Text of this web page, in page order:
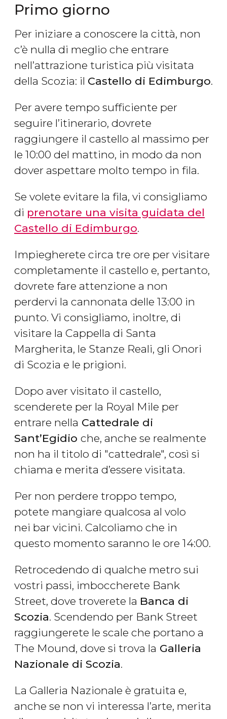
Primo giorno
Per iniziare a conoscere la città, non
c’è nulla di meglio che entrare
nell’attrazione turistica più visitata
della Scozia: il Castello di Edimburgo.
Per avere tempo sufficiente per
seguire l’itinerario, dovrete
raggiungere il castello al massimo per
le 10:00 del mattino, in modo da non
dover aspettare molto tempo in fila.
Se volete evitare la fila, vi consigliamo
di prenotare una visita guidata del
Castello di Edimburgo.
Impiegherete circa tre ore per visitare
completamente il castello e, pertanto,
dovrete fare attenzione a non
perdervi la cannonata delle 13:00 in
punto. Vi consigliamo, inoltre, di
visitare la Cappella di Santa
Margherita, le Stanze Reali, gli Onori
di Scozia e le prigioni.
Dopo aver visitato il castello,
scenderete per la Royal Mile per
entrare nella Cattedrale di
Sant’Egidio che, anche se realmente
non ha il titolo di "cattedrale", così si
chiama e merita d’essere visitata.
Per non perdere troppo tempo,
potete mangiare qualcosa al volo
nei bar vicini. Calcoliamo che in
questo momento saranno le ore 14:00.
Retrocedendo di qualche metro sui
vostri passi, imboccherete Bank
Street, dove troverete la Banca di
Scozia. Scendendo per Bank Street
raggiungerete le scale che portano a
The Mound, dove si trova la Galleria
Nazionale di Scozia.
La Galleria Nazionale è gratuita e,
anche se non vi interessa l’arte, merita